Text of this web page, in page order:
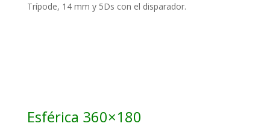
Trípode, 14 mm y 5Ds con el disparador.
Esférica 360×180